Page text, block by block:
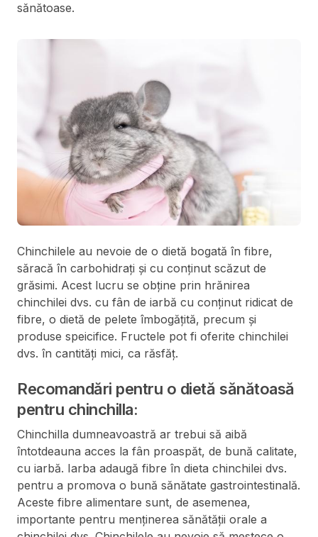
sănătoase.
Chinchilele au nevoie de o dietă bogată în fibre,
săracă în carbohidrați și cu conținut scăzut de
grăsimi. Acest lucru se obține prin hrănirea
chinchilei dvs. cu fân de iarbă cu conținut ridicat de
fibre, o dietă de pelete îmbogățită, precum și
produse speicifice. Fructele pot fi oferite chinchilei
dvs. în cantități mici, ca răsfăț.
Recomandări pentru o dietă sănătoasă
pentru chinchilla:
Chinchilla dumneavoastră ar trebui să aibă
întotdeauna acces la fân proaspăt, de bună calitate,
cu iarbă. Iarba adaugă fibre în dieta chinchilei dvs.
pentru a promova o bună sănătate gastrointestinală.
Aceste fibre alimentare sunt, de asemenea,
importante pentru menținerea sănătății orale a